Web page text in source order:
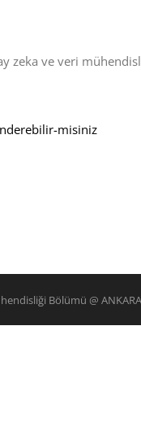
zeka ve veri
misiniz
Bölümü @ ANKARA